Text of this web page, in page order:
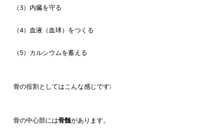
（3）内臓を守る
（4）血液（血球）をつくる
（5）カルシウムを蓄える
骨の役割としてはこんな感じです❕
骨の中心部には骨髄があります。